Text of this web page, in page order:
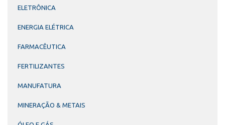
ELETRÔNICA
ENERGIA ELÉTRICA
FARMACÊUTICA
FERTILIZANTES
MANUFATURA
MINERAÇÃO & METAIS